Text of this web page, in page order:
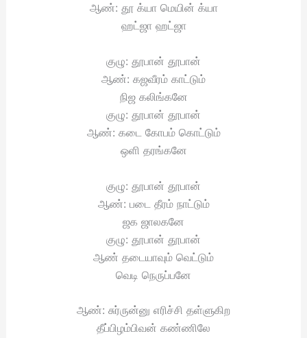
ஆண்: தூ க்யா மெயின் க்யா
ஹட்ஜா ஹட்ஜா
குழு: தூபான் தூபான்
ஆண்: கஜவீரம் காட்டும்
நிஜ கலிங்கனே
குழு: தூபான் தூபான்
ஆண்: கடை கோபம் கொட்டும்
ஒளி தரங்கனே
குழு: தூபான் தூபான்
ஆண்: படை தீரம் நாட்டும்
ஜக ஜாலகனே
குழு: தூபான் தூபான்
ஆண் தடையாவும் வெட்டும்
வெடி நெருப்பனே
ஆண்: சுர்ருன்னு எரிச்சி தள்ளுகிற
தீப்பிழம்பிவன் கண்ணிலே